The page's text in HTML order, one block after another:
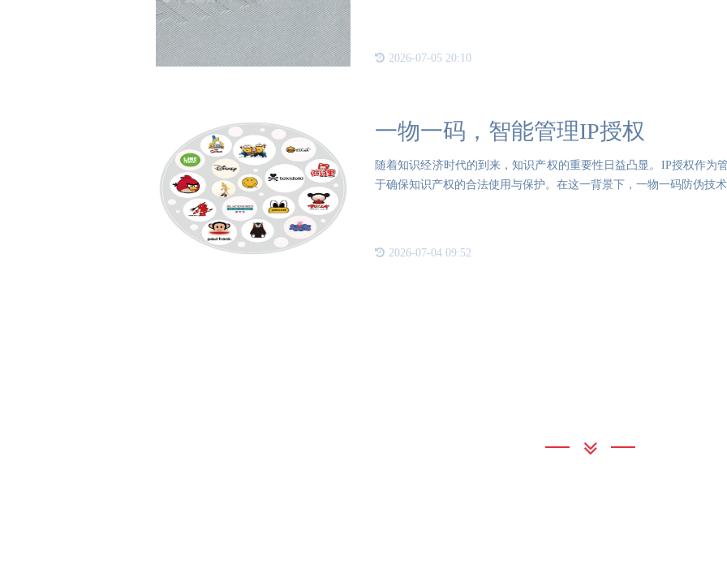
2026-07-05 20:10
一物一码，智能管理IP授权
随着知识经济时代的到来，知识产权的重要性日益凸显。IP授权作为
于确保知识产权的合法使用与保护。在这一背景下，一物一码防伪技
2026-07-04 09:52